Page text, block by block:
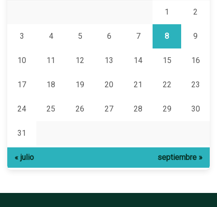
1 2
3 4 5 6 7 8 9
10 11 12 13 14 15 16
17 18 19 20 21 22 23
24 25 26 27 28 29 30
31
« julio septiembre »